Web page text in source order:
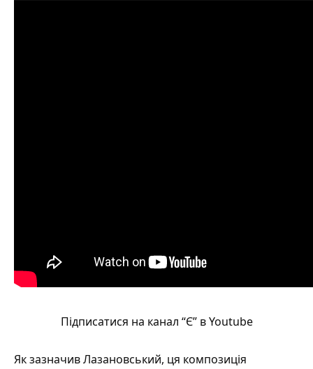
Підписатися на канал “Є” в Youtube
Як зазначив Лазановський, ця композиція